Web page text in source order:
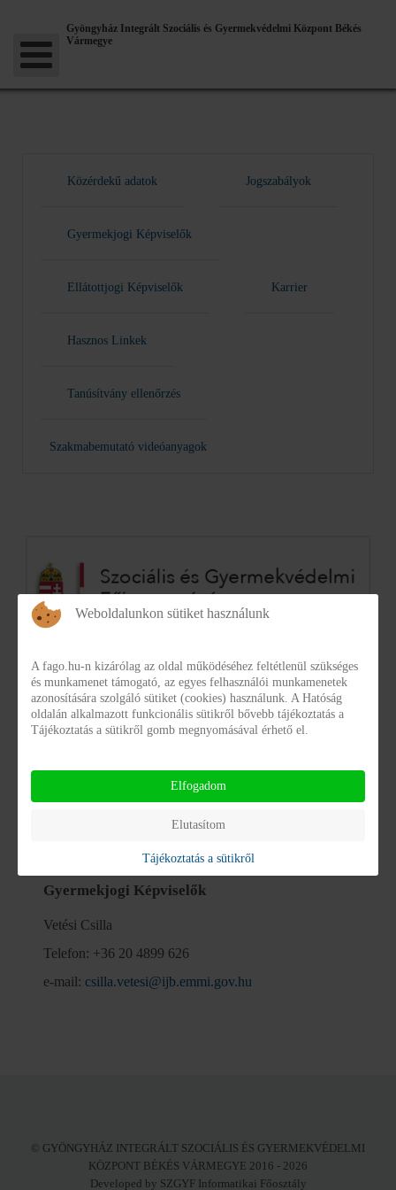
Gyöngyház Integrált Szociális és Gyermekvédelmi Központ Békés
Vármegye
Közérdekű adatok Jogszabályok
Gyermekjogi Képviselők
Ellátottjogi Képviselők Karrier
Hasznos Linkek
Tanúsítvány ellenőrzés
Szakmabemutató videóanyagok
Gyermekjogi Képviselők
Vetési Csilla
Telefon: +36 20 4899 626
e-mail: csilla.vetesi@ijb.emmi.gov.hu
© GYÖNGYHÁZ INTEGRÁLT SZOCIÁLIS ÉS GYERMEKVÉDELMI
KÖZPONT BÉKÉS VÁRMEGYE 2016 - 2026
Developed by SZGYF Informatikai Főosztály
Weboldalunkon sütiket használunk
A fago.hu-n kizárólag az oldal működéséhez feltétlenül szükséges
és munkamenet támogató, az egyes felhasználói munkamenetek
azonosítására szolgáló sütiket (cookies) használunk. A Hatóság
oldalán alkalmazott funkcionális sütikről bővebb tájékoztatás a
Tájékoztatás a sütikről gomb megnyomásával érhető el.
Elfogadom
Elutasítom
Tájékoztatás a sütikről